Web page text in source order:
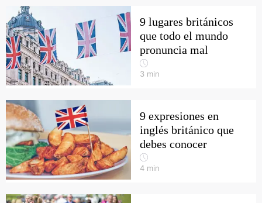
9 lugares británicos
que todo el mundo
pronuncia mal
3 min
9 expresiones en
inglés británico que
debes conocer
4 min